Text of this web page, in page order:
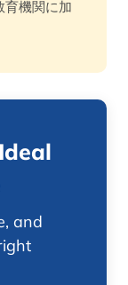
育機関に加
and